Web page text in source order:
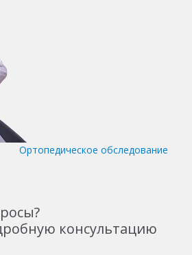
Ортопедическое обследование
консультацию